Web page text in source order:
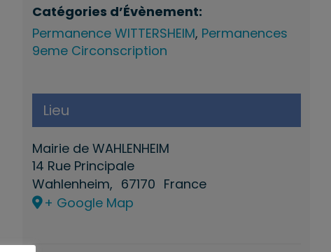
Catégories d’Évènement:
Permanence WITTERSHEIM, Permanences
9eme Circonscription
Lieu
Mairie de WAHLENHEIM
14 Rue Principale
Wahlenheim, 67170 France
+ Google Map